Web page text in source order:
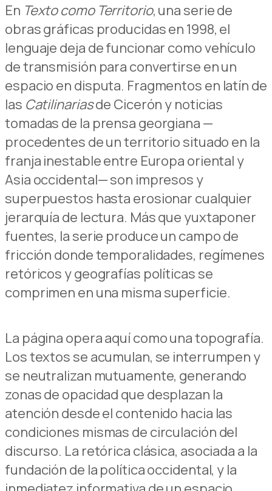
En Texto como Territorio, una serie de
obras gráficas producidas en 1998, el
lenguaje deja de funcionar como vehículo
de transmisión para convertirse en un
espacio en disputa. Fragmentos en latín de
las Catilinariasde Cicerón y noticias
tomadas de la prensa georgiana —
procedentes de un territorio situado en la
franja inestable entre Europa oriental y
Asia occidental— son impresos y
superpuestos hasta erosionar cualquier
jerarquía de lectura. Más que yuxtaponer
fuentes, la serie produce un campo de
fricción donde temporalidades, regímenes
retóricos y geografías políticas se
comprimen en una misma superficie.
La página opera aquí como una topografía.
Los textos se acumulan, se interrumpen y
se neutralizan mutuamente, generando
zonas de opacidad que desplazan la
atención desde el contenido hacia las
condiciones mismas de circulación del
discurso. La retórica clásica, asociada a la
fundación de la política occidental, y la